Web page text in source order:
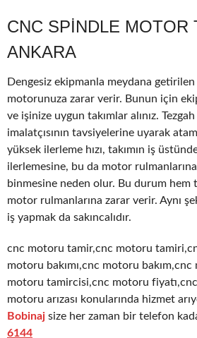
CNC SPINDLE MOTOR
ANKARA
Dengesiz ekipmanla meydana
motorunuza zarar verir. Bunun için
ve işinize uygun takımlar alınız. Tezgah
imalatçısının tavsiyelerine uyarak
yüksek ilerleme hızı, takımın iş
ilerlemesine, bu da motor rulmanlarına
binmesine neden olur. Bu durum hem
motor rulmanlarına zarar verir. Aynı
iş yapmak da sakıncalıdır.
cnc motoru tamir,cnc motoru
motoru bakımı,cnc motoru bakım,cnc
motoru tamircisi,cnc motoru
motoru arızası konularında hizmet
Bobinaj size her zaman bir telefon
6144